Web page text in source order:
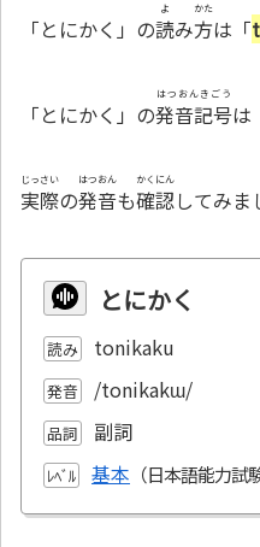
「とにかく」の読
よ
み方
かた
は「
「とにかく」の発音記号
はつおんきごう
は
実際
じっさい
の発音
はつおん
も確認
かくにん
してみま
とにかく
読み tonikaku
発音 /tonikakɯ/
品詞 副詞
ﾚﾍﾞﾙ 基本